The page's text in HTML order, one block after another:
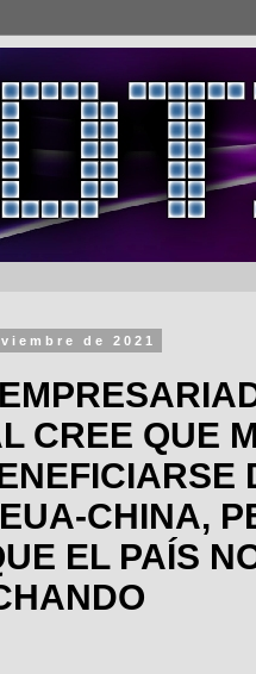
de 2021
CREE QUE
CHINA,
EL PAÍS